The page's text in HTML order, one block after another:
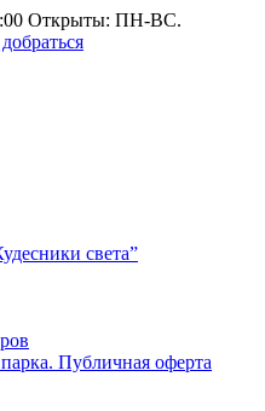
Открыты: ПН-ВС.
света”
Публичная оферта